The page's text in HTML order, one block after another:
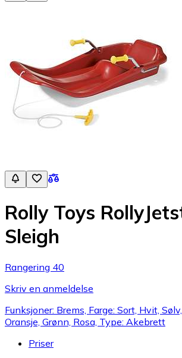
Rolly Toys
Sleigh
Rangering 40
Skriv en anmeldelse
Funksjoner: Brems, Farge: Sort, Hvit, Sølv,
Oransje, Grønn, Rosa, Type: Akebrett
Priser